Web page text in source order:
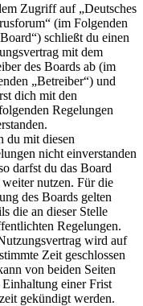
Zugriff auf „Deutsches
(im Folgenden
schließt du einen
mit dem
des Boards ab (im
„Betreiber“) und
dich mit den
Regelungen
du mit diesen
nicht einverstanden
darfst du das Board
nutzen. Für die
des Boards gelten
die an dieser Stelle
Regelungen.
wird auf
Zeit geschlossen
von beiden Seiten
Einhaltung einer Frist
gekündigt werden.